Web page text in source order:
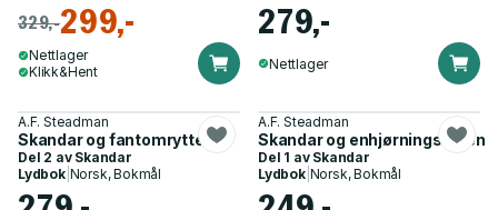
329,-299,-
Nettlager
Klikk&Hent
279,-
Nettlager
A.F. Steadman
Skandar og fantomrytteren
Del 2 av Skandar
Lydbok| Norsk, Bokmål
A.F. Steadman
Skandar og enhjørningstyven
Del 1 av Skandar
Lydbok| Norsk, Bokmål